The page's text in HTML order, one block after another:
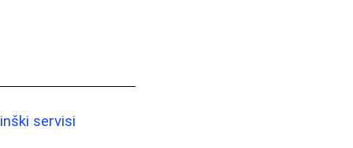
servisi